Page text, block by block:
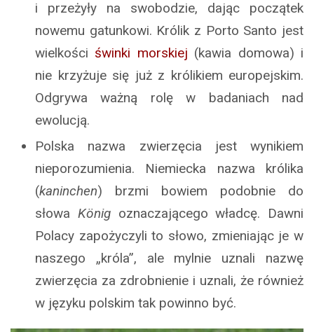
i przeżyły na swobodzie, dając początek
nowemu gatunkowi. Królik z Porto Santo jest
wielkości świnki morskiej (kawia domowa) i
nie krzyżuje się już z królikiem europejskim.
Odgrywa ważną rolę w badaniach nad
ewolucją.
Polska nazwa zwierzęcia jest wynikiem
nieporozumienia. Niemiecka nazwa królika
(kaninchen) brzmi bowiem podobnie do
słowa Königoznaczającego władcę. Dawni
Polacy zapożyczyli to słowo, zmieniając je w
naszego „króla”, ale mylnie uznali nazwę
zwierzęcia za zdrobnienie i uznali, że również
w języku polskim tak powinno być.